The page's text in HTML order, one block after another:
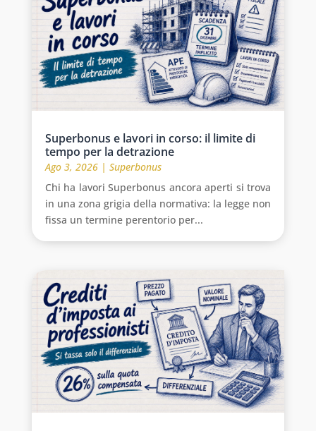
Superbonus e lavori in corso: il limite di
tempo per la detrazione
Ago 3, 2026| Superbonus
Chi ha lavori Superbonus ancora aperti si trova
in una zona grigia della normativa: la legge non
fissa un termine perentorio per...